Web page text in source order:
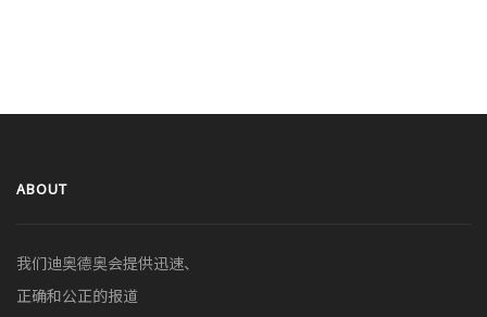
ABOUT
我们迪奥德奥会提供迅速、
正确和公正的报道